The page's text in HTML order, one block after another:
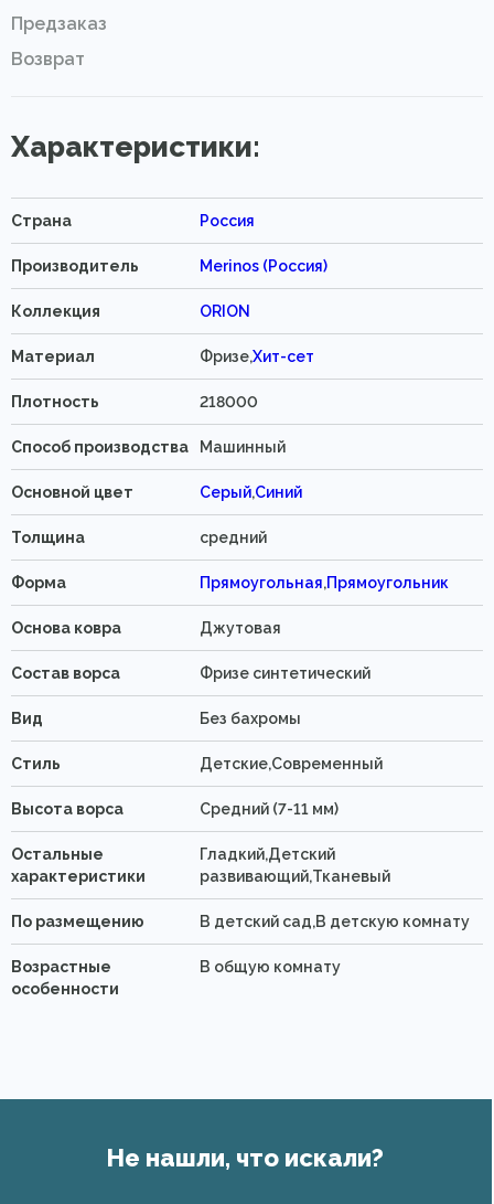
Предзаказ
Возврат
Характеристики:
Страна Россия
Производитель Merinos (Россия)
Коллекция ORION
Материал Фризе,Хит-сет
Плотность 218000
Способ производства Машинный
Основной цвет Серый,Синий
Толщина средний
Форма Прямоугольная,Прямоугольник
Основа ковра Джутовая
Состав ворса Фризе синтетический
Вид Без бахромы
Стиль Детские,Современный
Высота ворса Средний (7-11 мм)
Остальные
характеристики
Гладкий,Детский
развивающий,Тканевый
По размещению В детский сад,В детскую комнату
Возрастные
особенности
В общую комнату
Не нашли, что искали?